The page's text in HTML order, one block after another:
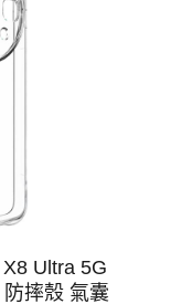
Ultra 5G
摔殼 氣囊